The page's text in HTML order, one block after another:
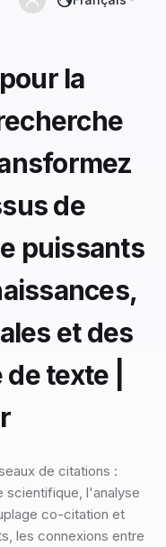
la
de
puissants
et des
texte |
de citations :
scientifique, l'analyse
co-citation et
les connexions entre